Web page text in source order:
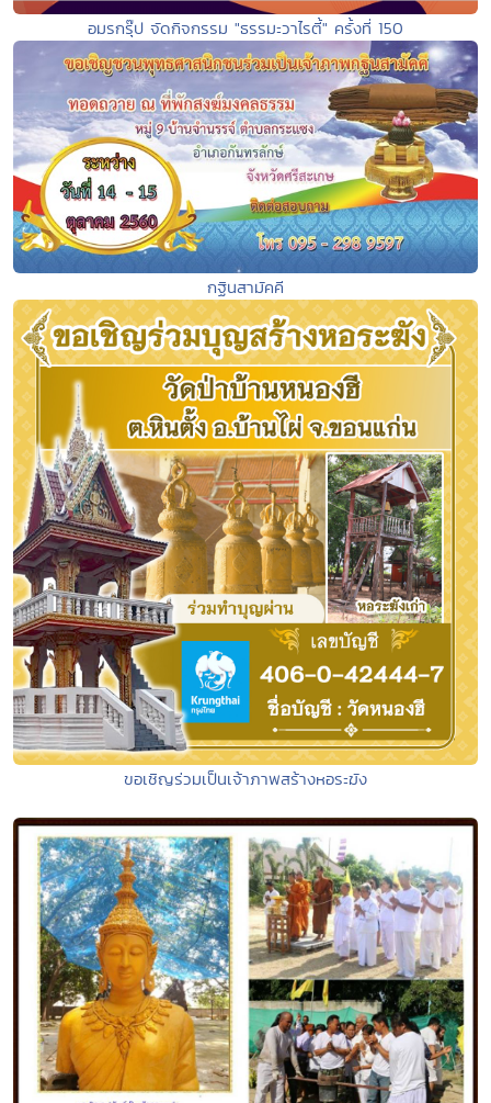
อมรกรุ๊ป จัดกิจกรรม "ธรรมะวาไรตี้" ครั้งที่ 150
กฐินสามัคคี
ขอเชิญร่วมเป็นเจ้าภาพสร้างหอระฆัง